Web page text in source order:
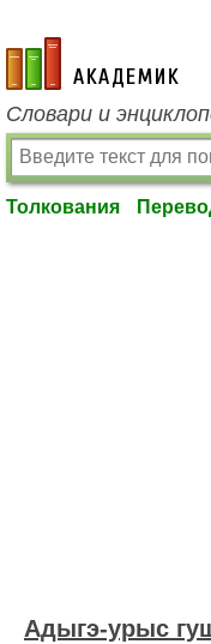
academic.ru
Словари и
Толкования
Адыгэ-урыс